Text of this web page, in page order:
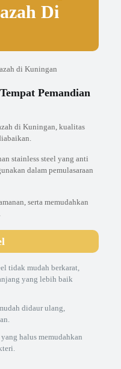
Di
Pemandian
di Kuningan, kualitas
stainless steel yang anti
dalam pemulasaraan
serta memudahkan
tidak mudah berkarat,
yang lebih baik
didaur ulang,
halus memudahkan